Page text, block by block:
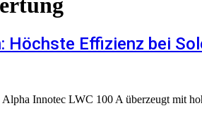
Höchste Effizienz bei
Innotec LWC 100 A überzeugt mit